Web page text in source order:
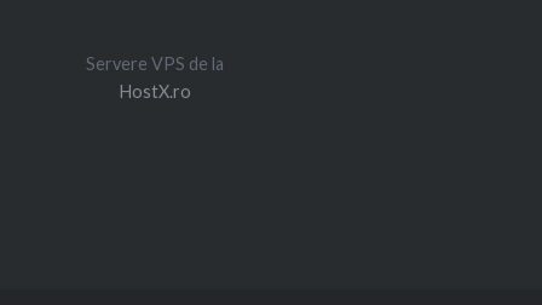
Servere VPS de la
HostX.ro